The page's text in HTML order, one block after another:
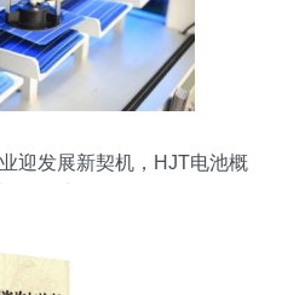
迎发展新契机，HJT电池概